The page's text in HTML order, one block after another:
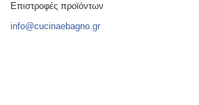
Επιστροφές προϊόντων
info@cucinaebagno.gr